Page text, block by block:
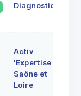
Diagnostics
Activ
'Expertise
Saône et
Loire